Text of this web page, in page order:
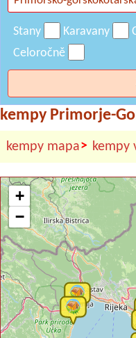
Stany Karavany
Celoročně
kempy Primorje-
kempy mapa> kempy
+
−